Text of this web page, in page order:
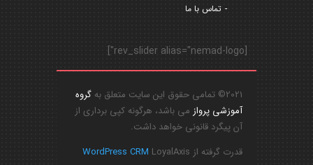
تماس با ما
[rev_slider alias="nemad-logo"]
2021© تمامی حقوق این سایت متعلق به
گروه
آموزشی پرواز می باشد، هرگونه کپی برداری از
آن پیگرد قانونی خواهد داشت.
قدرت گرفته از
WordPress CRM LoyalAxis